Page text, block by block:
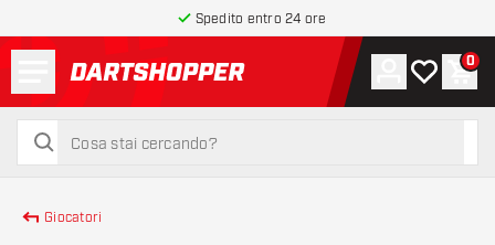
Spedito entro 24 ore
torna alla home page
cerca
cerca
Account
La mia0
Giocatori